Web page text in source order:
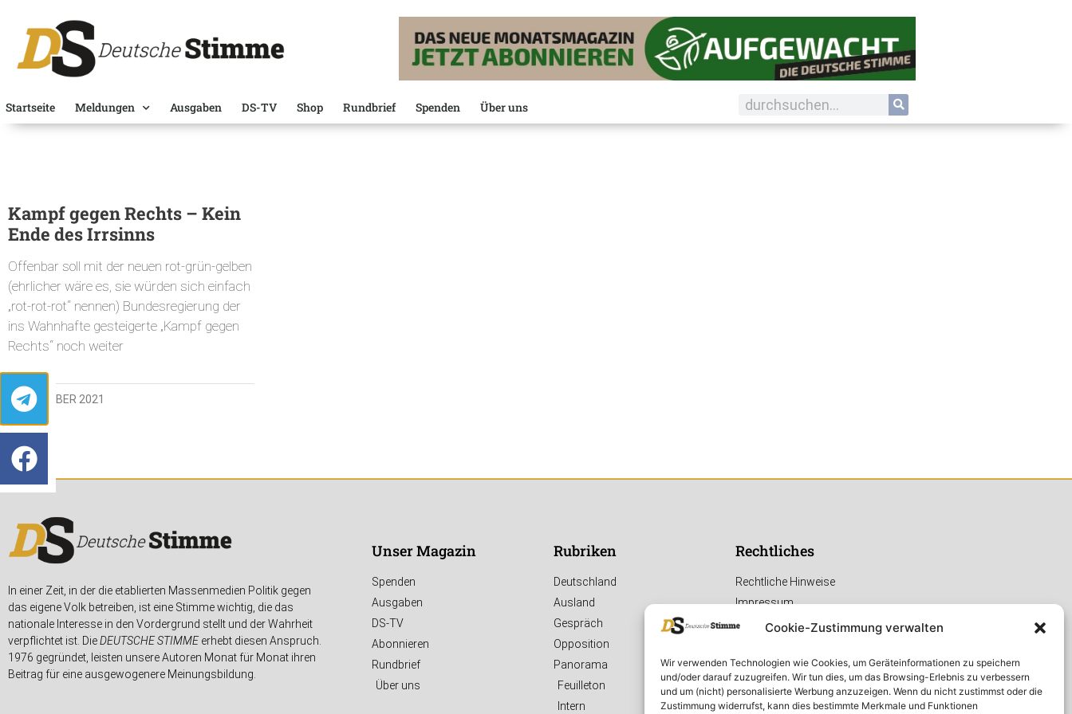
Cookie-Zustimmung verwalten
Wir verwenden Technologien wie Cookies, um Geräteinformationen zu speichern
und/oder darauf zuzugreifen. Wir tun dies, um das Browsing-Erlebnis zu verbessern
und um (nicht) personalisierte Werbung anzuzeigen. Wenn du nicht zustimmst oder die
Zustimmung widerrufst, kann dies bestimmte Merkmale und Funktionen
Startseite Meldungen Ausgaben DS-TV Shop Rundbrief Spenden Über uns
Kampf gegen Rechts – Kein
Ende des Irrsinns
Offenbar soll mit der neuen rot-grün-gelben
(ehrlicher wäre es, sie würden sich einfach
„rot-rot-rot“ nennen) Bundesregierung der
ins Wahnhafte gesteigerte „Kampf gegen
Rechts“ noch weiter
8. DEZEMBER 2021
In einer Zeit, in der die etablierten Massenmedien Politik gegen
das eigene Volk betreiben, ist eine Stimme wichtig, die das
nationale Interesse in den Vordergrund stellt und der Wahrheit
verpflichtet ist. DieDEUTSCHE STIMMEerhebt diesen Anspruch.
1976 gegründet, leisten unsere Autoren Monat für Monat ihren
Beitrag für eine ausgewogenere Meinungsbildung.
Unser Magazin
Spenden
Ausgaben
DS-TV
Abonnieren
Rundbrief
Über uns
Rubriken
Deutschland
Ausland
Gespräch
Opposition
Panorama
Feuilleton
Intern
Rechtliches
Rechtliche Hinweise
Impressum
Datenschutzerklärung